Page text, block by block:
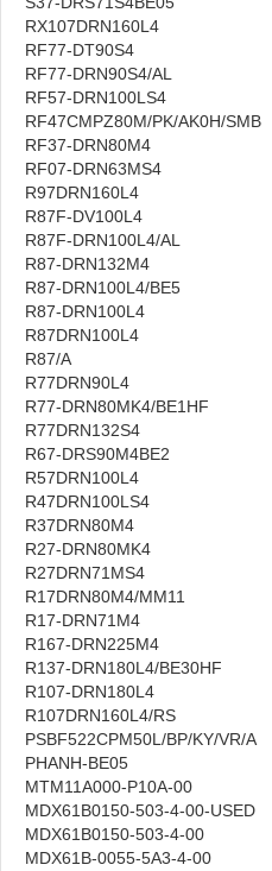
RX107DRN160L4
RF77-DT90S4
RF77-DRN90S4/AL
RF57-DRN100LS4
RF47CMPZ80M/PK/AK0H/SMB
RF37-DRN80M4
RF07-DRN63MS4
R97DRN160L4
R87F-DV100L4
R87F-DRN100L4/AL
R87-DRN132M4
R87-DRN100L4/BE5
R87-DRN100L4
R87DRN100L4
R87/A
R77DRN90L4
R77-DRN80MK4/BE1HF
R77DRN132S4
R67-DRS90M4BE2
R57DRN100L4
R47DRN100LS4
R37DRN80M4
R27-DRN80MK4
R27DRN71MS4
R17DRN80M4/MM11
R17-DRN71M4
R167-DRN225M4
R137-DRN180L4/BE30HF
R107-DRN180L4
R107DRN160L4/RS
PSBF522CPM50L/BP/KY/VR/A
PHANH-BE05
MTM11A000-P10A-00
MDX61B0150-503-4-00-USED
MDX61B0150-503-4-00
MDX61B-0055-5A3-4-00